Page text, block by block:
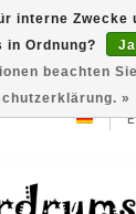
V71 series
interne Zwecke
in Ordnung?
Ja
beachten
»